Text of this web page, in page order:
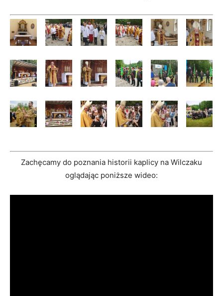
Zachęcamy do poznania historii kaplicy na Wilczaku
oglądając poniższe wideo: